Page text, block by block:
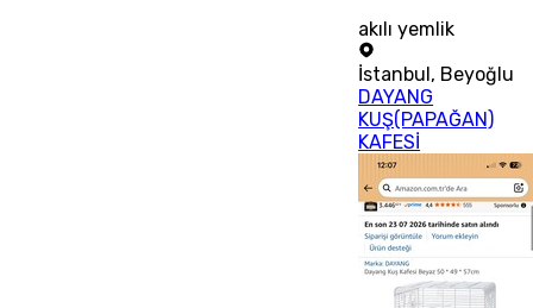
akılı yemlik
İstanbul, Beyoğlu
DAYANG
KUŞ(PAPAĞAN)
KAFESİ